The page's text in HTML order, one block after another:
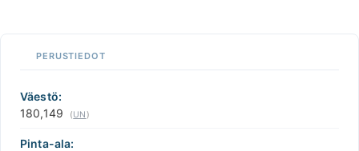
−
PERUSTIEDOT
Väestö:
180,149
(UN)
Pinta-ala: